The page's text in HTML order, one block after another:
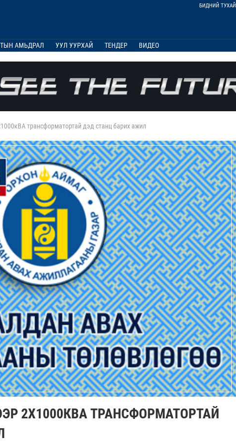
БИДНИЙ ТУХАЙ
АМЬДРАЛ УУЛ УУРХАЙ ТЕНДЕР ВИДЕО
трансформатортай дэд станц барих ажил
2Х1000КВА ТРАНСФОРМАТОРТАЙ